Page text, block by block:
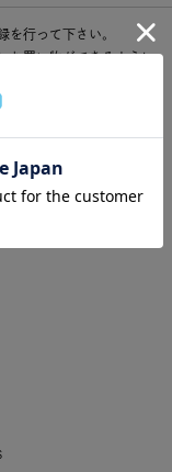
を行って下さい。
お買い物ができるように